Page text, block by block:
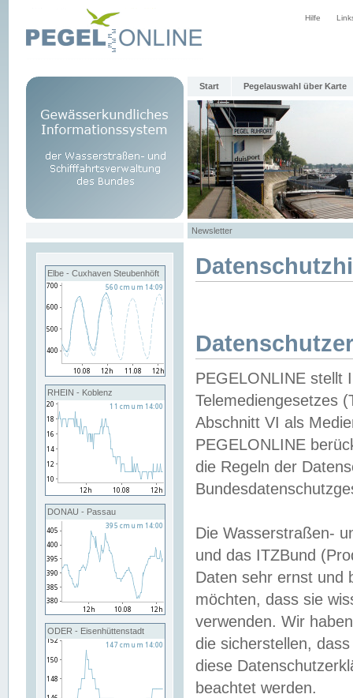
Hilfe
Start Pegelauswahl über Karte
Newsletter
Elbe - Cuxhaven Steubenhöft
RHEIN - Koblenz
DONAU - Passau
ODER - Eisenhüttenstadt
PEGELONLINE stellt
Telemediengesetzes
Abschnitt VI als
PEGELONLINE
die Regeln der
Die Wasserstraßen-
und das ITZBund
Daten sehr ernst und
möchten, dass sie
verwenden. Wir
die sicherstellen,
diese
beachtet werden.